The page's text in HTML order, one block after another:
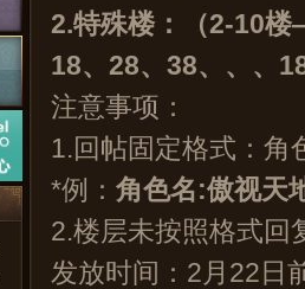
2.特殊楼：（2-10
18、28、38、、、
注意事项：
1.回帖固定格式
*例： 角色名:傲视天
2.楼层未按照格式回
发放时间：2月22日